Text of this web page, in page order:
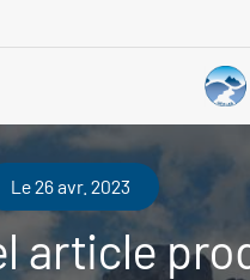
Le 26 avr. 2023
article